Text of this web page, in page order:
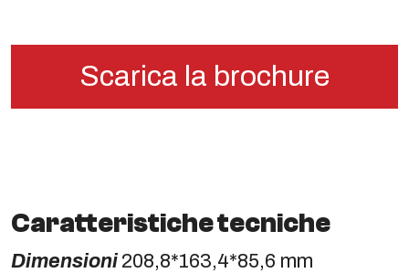
Scarica la brochure
Caratteristiche tecniche
Dimensioni 208,8*163,4*85,6 mm